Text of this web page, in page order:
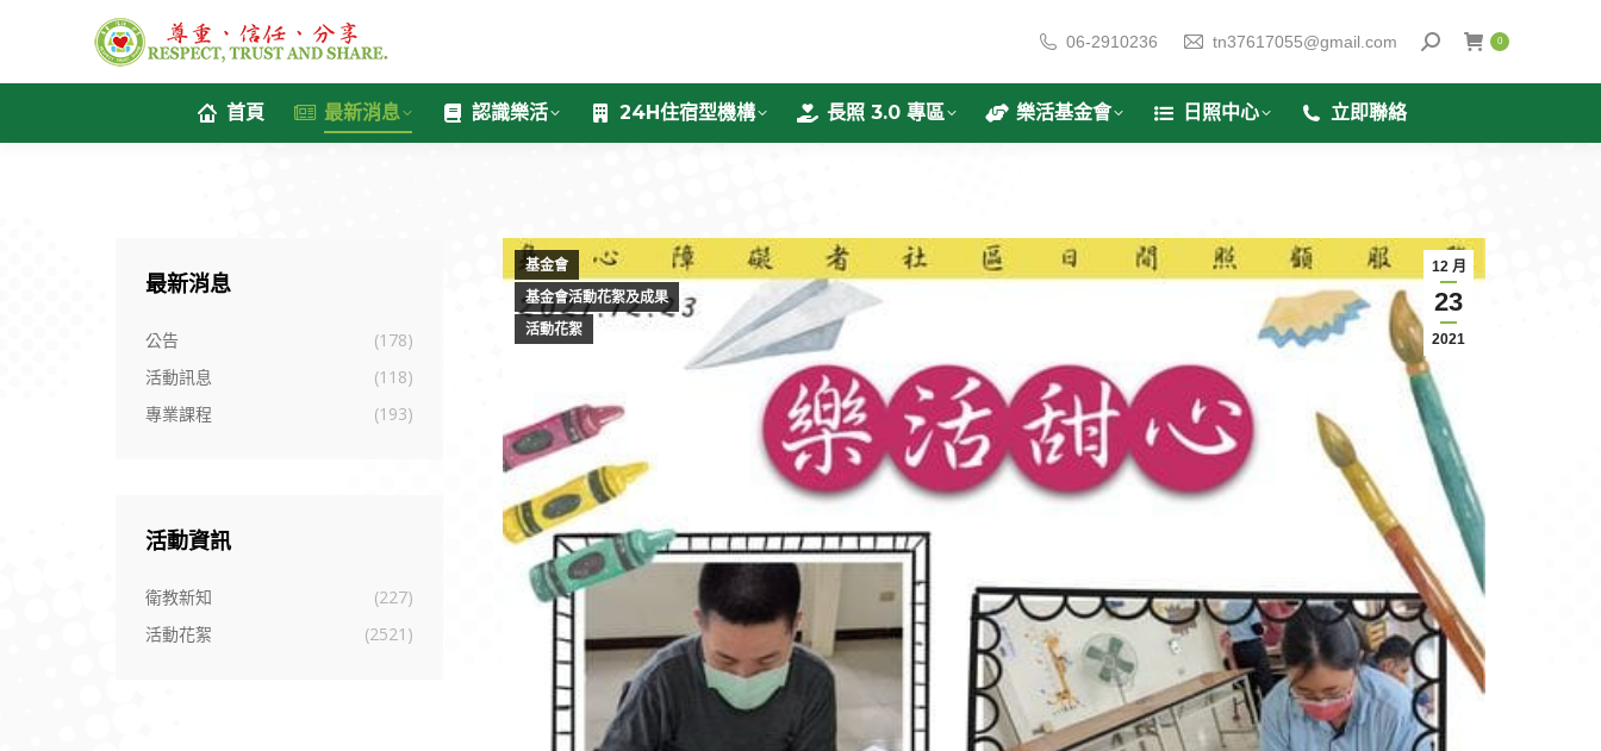
06-2910236 tn37617055@gmail.com 0
首頁 最新消息 認識樂活 24H住宿型機構 長照 3.0 專區 樂活基金會 日照中心 立即聯絡
12 月
23
2021
基金會
基金會活動花絮及成果
活動花絮
最新消息
公告
(178)
活動訊息
(118)
專業課程
(193)
活動資訊
衛教新知
(227)
活動花絮
(2521)